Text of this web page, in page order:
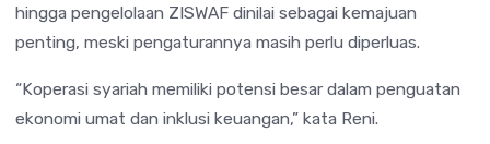
hingga pengelolaan ZISWAF dinilai sebagai kemajuan
penting, meski pengaturannya masih perlu diperluas.
“Koperasi syariah memiliki potensi besar dalam penguatan
ekonomi umat dan inklusi keuangan,” kata Reni.